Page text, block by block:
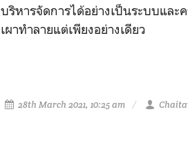
บริหารจัดการได้อย่างเป็นระบบแล
เผาทำลายแต่เพียงอย่างเดียว
28th March 2021, 10:25 am